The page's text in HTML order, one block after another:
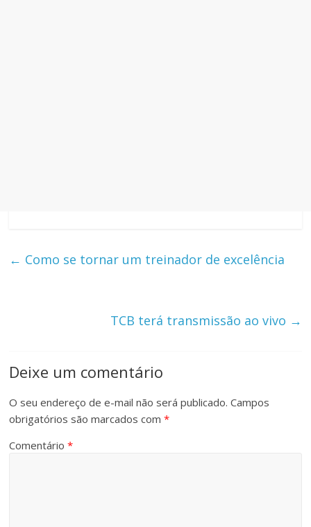
← Como se tornar um treinador de excelência
TCB terá transmissão ao vivo →
Deixe um comentário
O seu endereço de e-mail não será publicado. Campos
obrigatórios são marcados com*
Comentário*